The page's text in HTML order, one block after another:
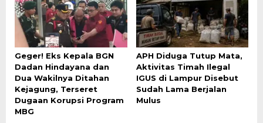
Geger! Eks Kepala BGN
Dadan Hindayana dan
Dua Wakilnya Ditahan
Kejagung, Terseret
Dugaan Korupsi Program
MBG
APH Diduga Tutup Mata,
Aktivitas Timah Ilegal
IGUS di Lampur Disebut
Sudah Lama Berjalan
Mulus